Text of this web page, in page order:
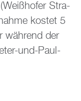
Stra­
kos­tet 5
wäh­rend der
und-Paul-